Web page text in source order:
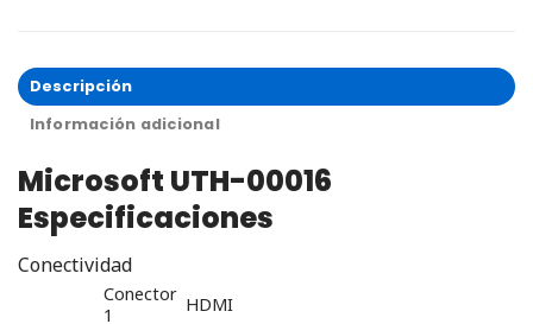
Descripción
Información adicional
Microsoft UTH-00016
Especificaciones
Conectividad
Conector
1
HDMI